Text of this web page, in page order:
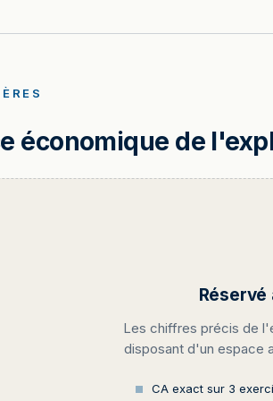
économique de
Les chiffres précis de
disposant d'un espace
CA exact sur 3